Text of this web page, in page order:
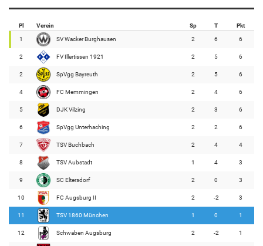
Pl Verein Sp T Pkt
1 SV Wacker Burghausen 2 6 6
2 FV Illertissen 1921 2 5 6
2 SpVgg Bayreuth 2 5 6
4 FC Memmingen 2 4 6
5 DJK Vilzing 2 3 6
6 SpVgg Unterhaching 2 2 6
7 TSV Buchbach 2 4 4
8 TSV Aubstadt 1 4 3
9 SC Eltersdorf 2 0 3
10 FC Augsburg II 2 -2 3
11 TSV 1860 München 1 0 1
12 Schwaben Augsburg 2 -2 1